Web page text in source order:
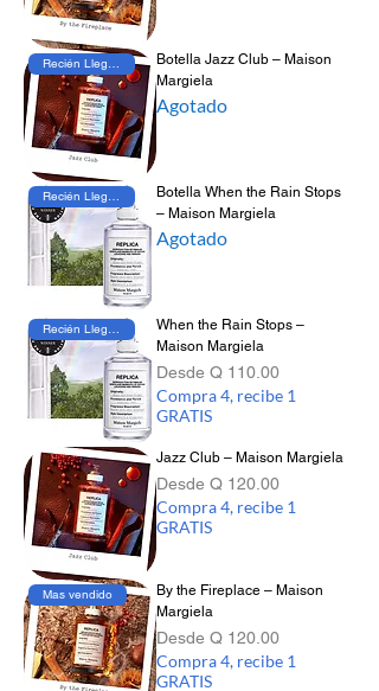
Recién Llegado
Botella Jazz Club – Maison
Margiela
Agotado
Recién Llegado
Botella When the Rain Stops
– Maison Margiela
Agotado
Recién Llegado
When the Rain Stops –
Maison Margiela
Desde Q 110.00
Precio de oferta
Compra 4, recibe 1
GRATIS
Jazz Club – Maison Margiela
Desde Q 120.00
Precio de oferta
Compra 4, recibe 1
GRATIS
Mas vendido
By the Fireplace – Maison
Margiela
Desde Q 120.00
Precio de oferta
Compra 4, recibe 1
GRATIS